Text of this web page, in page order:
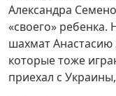
Александра
«своего»
шахмат Анастасию
которые тоже
приехал с